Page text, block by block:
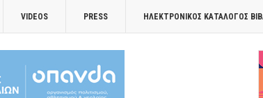
VIDEOS PRESS ΗΛΕΚΤΡΟΝΙΚΟΣ ΚΑΤΑΛΟΓΟΣ